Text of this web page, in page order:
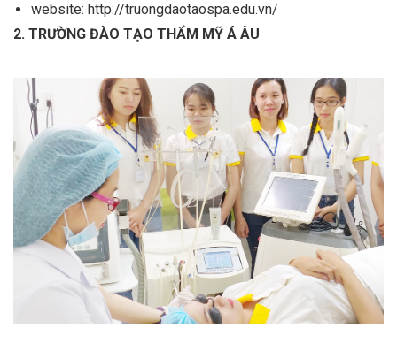
website: http://truongdaotaospa.edu.vn/
2. TRƯỜNG ĐÀO TẠO THẨM MỸ Á ÂU